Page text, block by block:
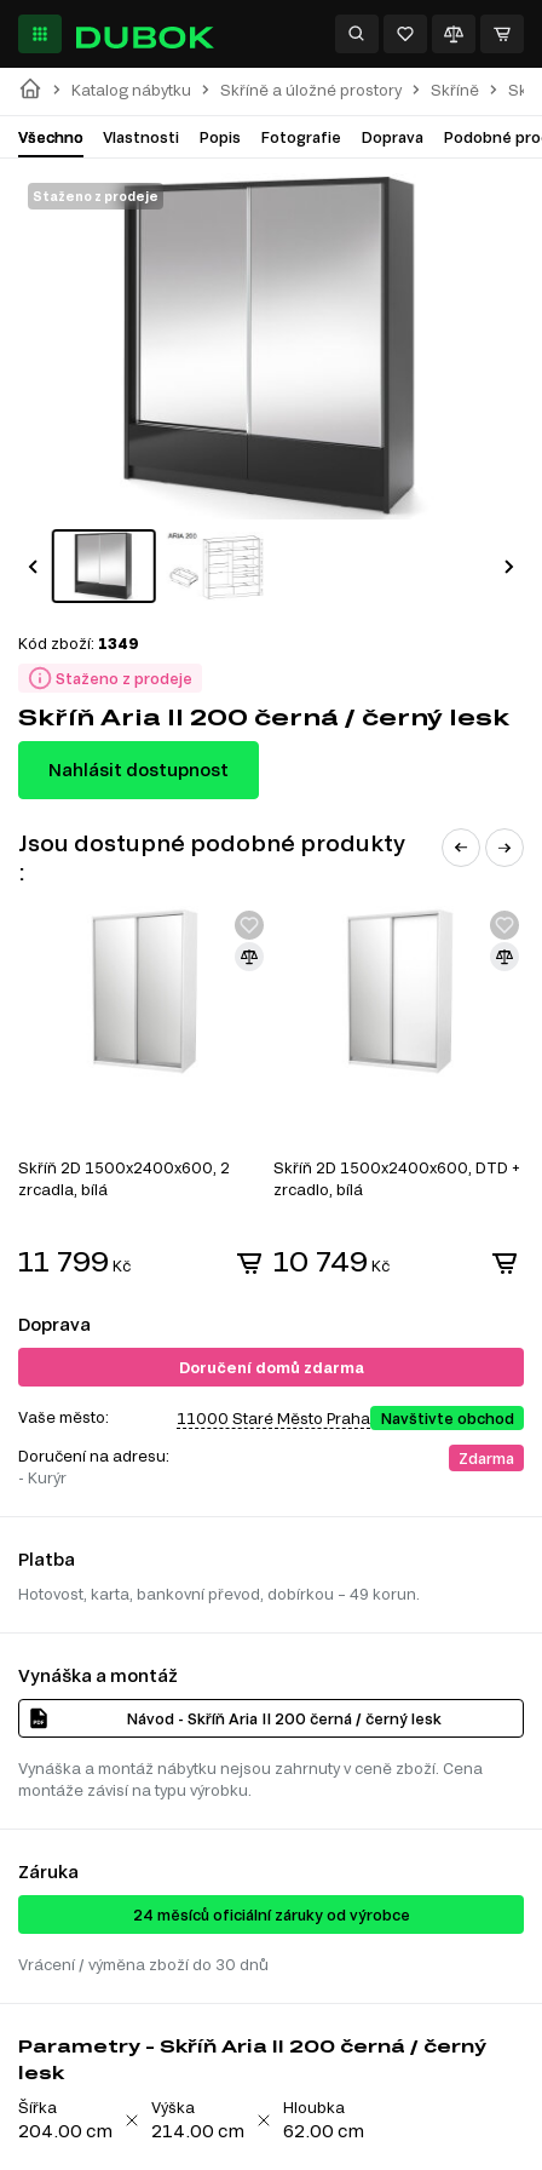
Katalog nábytku Skříně a úložné prostory Skříně
Všechno Vlastnosti Popis Fotografie Doprava Podobné
Staženo z prodeje
Staženo z prodeje
Kód zboží: 1349
Skříň Aria II 200 černá / černý lesk
Nahlásit dostupnost
Jsou dostupné podobné produkty
:
Skříň 2D 1500x2400x600, 2
zrcadla, bílá
11 799 Kč
Skříň 2D 1500x2400x600, DTD +
zrcadlo, bílá
10 749 Kč
Doprava
Doručení domů zdarma
Vaše město: 11000 Staré Město Praha Navštivte obchod
Doručení na adresu:
- Kurýr
Zdarma
Platba
Hotovost, karta, bankovní převod, dobírkou – 49 korun.
Vynáška a montáž
Návod - Skříň Aria II 200 černá / černý lesk
Vynáška a montáž nábytku nejsou zahrnuty v ceně zboží. Cena
montáže závisí na typu výrobku.
Záruka
24 ​​​​měsíců oficiální záruky od výrobce
Vrácení / výměna zboží do 30 dnů
Parametry - Skříň Aria II 200 černá / černý
lesk
Šířka
204.00 cm
Výška
214.00 cm
Hloubka
62.00 cm